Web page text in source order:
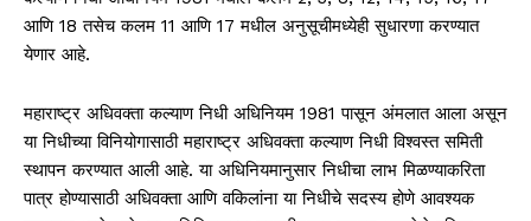
आणि 18 तसेच कलम 11 आणि 17 मधील अनुसूचीमध्येही सुधारणा करण्यात
येणार आहे.
महाराष्ट्र अधिवक्ता कल्याण निधी अधिनियम 1981 पासून अंमलात आला असून
या निधीच्या विनियोगासाठी महाराष्ट्र अधिवक्ता कल्याण निधी विश्वस्त समिती
स्थापन करण्यात आली आहे. या अधिनियमानुसार निधीचा लाभ मिळण्याकरिता
पात्र होण्यासाठी अधिवक्ता आणि वकिलांना या निधीचे सदस्य होणे आवश्यक